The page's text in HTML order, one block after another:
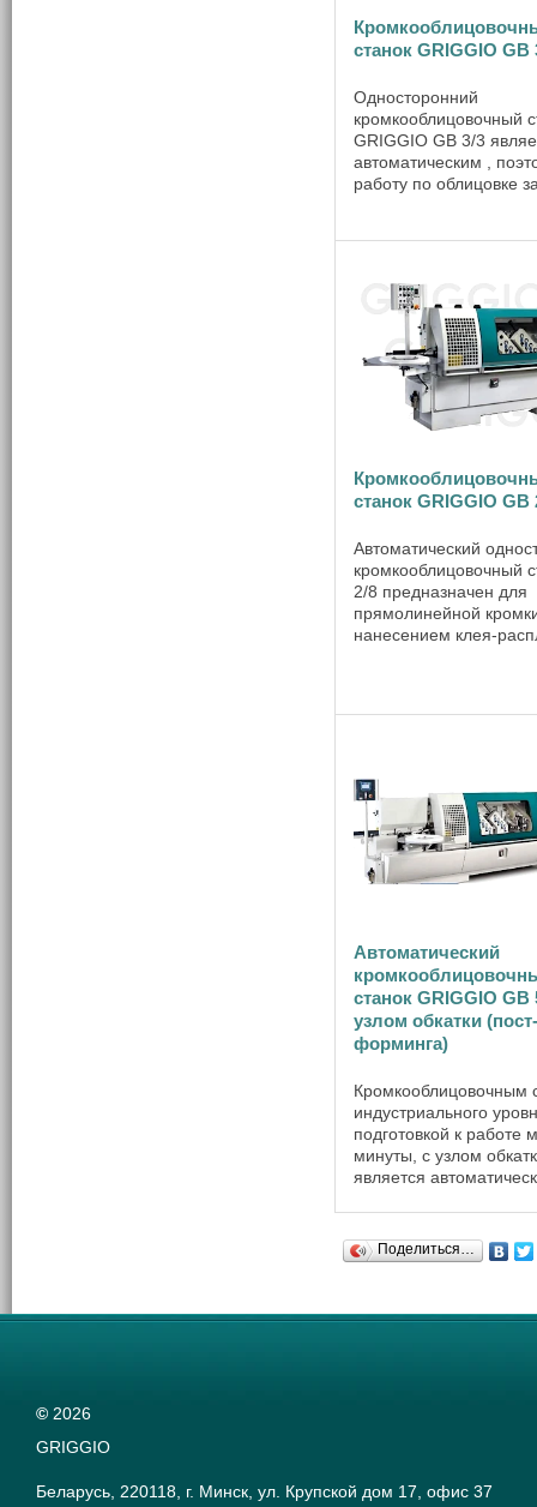
станок GRIGGIO GB
Односторонний
кромкооблицовочный
GRIGGIO GB 3/3
автоматическим ,
работу по облицовке
предыдущих
станка ...
станок GRIGGIO GB
Автоматический
кромкооблицовочный
2/8 предназначен для
прямолинейной
нанесением клея-
полосового
Автоматический
станок GRIGGIO GB
узлом обкатки (пост-
форминга)
Кромкооблицовочным
индустриального
подготовкой к работе
минуты, с узлом
является
предназначенный для
облицовки плитных
Поделиться…
© 2026
GRIGGIO
Беларусь, 220118, г. Минск, ул. Крупской дом 17, офис 37